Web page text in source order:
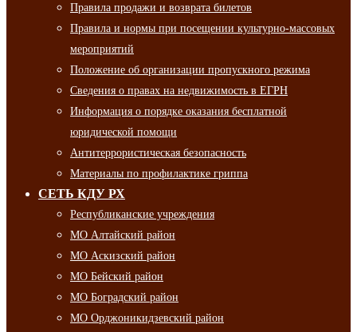
Правила продажи и возврата билетов
Правила и нормы при посещении культурно-массовых
мероприятий
Положение об организации пропускного режима
Сведения о правах на недвижимость в ЕГРН
Информация о порядке оказания бесплатной
юридической помощи
Антитеррористическая безопасность
Материалы по профилактике гриппа
СЕТЬ КДУ РХ
Республиканские учреждения
МО Алтайский район
МО Аскизский район
МО Бейский район
МО Боградский район
МО Орджоникидзевский район